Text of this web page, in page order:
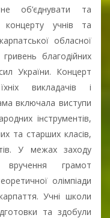
об’єднувати та
концерту учнів та
обласної
благодійних
України. Концерт
викладачів і
включала виступи
інструментів,
та старших класів,
У межах заходу
грамот
олімпіади
Учні школи
та здобули